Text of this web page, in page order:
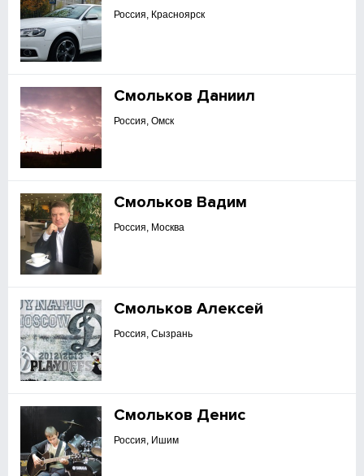
Россия, Красноярск
Смольков Даниил
Россия, Омск
Смольков Вадим
Россия, Москва
Смольков Алексей
Россия, Сызрань
Смольков Денис
Россия, Ишим